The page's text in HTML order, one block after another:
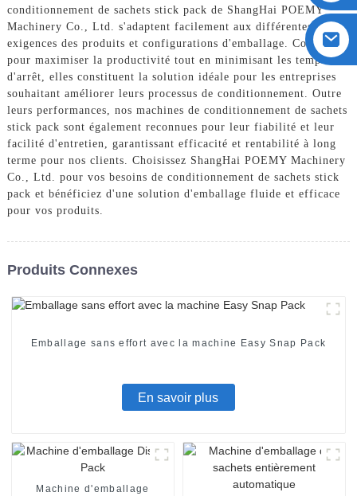
conditionnement de sachets stick pack de ShangHai POEMY
Machinery Co., Ltd. s'adaptent facilement aux différentes
exigences des produits et configurations d'emballage. Conçues
pour maximiser la productivité tout en minimisant les temps
d'arrêt, elles constituent la solution idéale pour les entreprises
souhaitant améliorer leurs processus de conditionnement. Outre
leurs performances, nos machines de conditionnement de sachets
stick pack sont également reconnues pour leur fiabilité et leur
facilité d'entretien, garantissant efficacité et rentabilité à long
terme pour nos clients. Choisissez ShangHai POEMY Machinery
Co., Ltd. pour vos besoins de conditionnement de sachets stick
pack et bénéficiez d'une solution d'emballage fluide et efficace
pour vos produits.
Produits Connexes
Emballage sans effort avec la machine Easy Snap Pack
En savoir plus
Machine d'emballage